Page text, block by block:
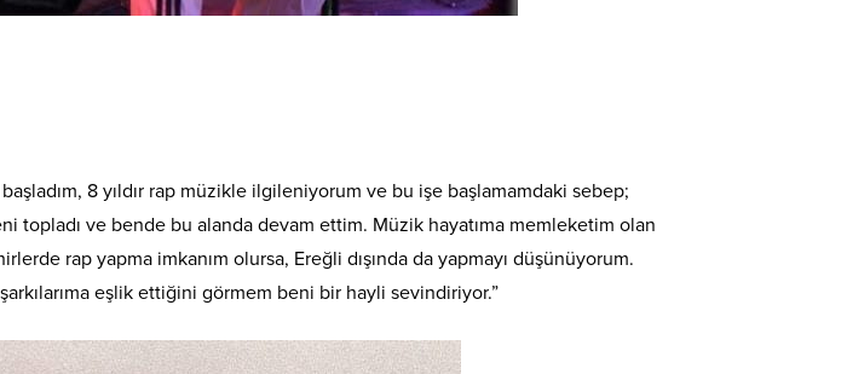
8 yıldır rap müzikle ilgileniyorum ve bu işe başlamamdaki sebep;
topladı ve bende bu alanda devam ettim. Müzik hayatıma memleketim olan
rap yapma imkanım olursa, Ereğli dışında da yapmayı düşünüyorum.
eşlik ettiğini görmem beni bir hayli sevindiriyor.”